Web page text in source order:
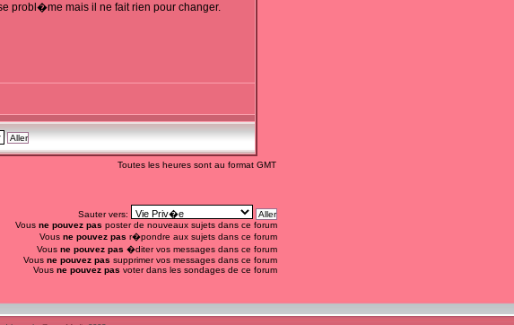
probl�me mais il ne fait rien pour changer.
Toutes les heures sont au format GMT
Sauter vers:
Vous ne pouvez pas poster de nouveaux sujets dans ce forum
Vous ne pouvez pas r�pondre aux sujets dans ce forum
Vous ne pouvez pas �diter vos messages dans ce forum
Vous ne pouvez pas supprimer vos messages dans ce forum
Vous ne pouvez pas voter dans les sondages de ce forum